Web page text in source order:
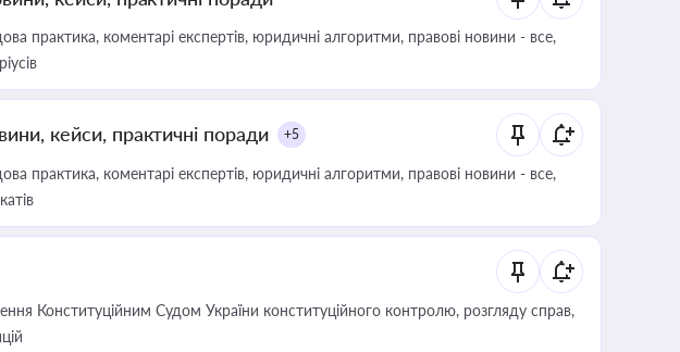
практика, коментарі експертів, юридичні алгоритми, правові новини - все,
кейси, практичні поради +5
практика, коментарі експертів, юридичні алгоритми, правові новини - все,
Конституційним Судом України конституційного контролю, розгляду справ,